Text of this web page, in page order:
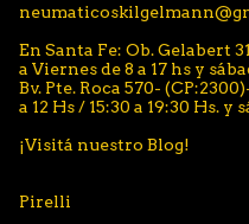
En Santa Fe: Ob. Gelabert
a Viernes de 8 a 17 hs y
Bv. Pte. Roca 570-
a 12 Hs / 15:30 a 19:30 Hs. y
¡Visitá nuestro Blog!
Pirelli